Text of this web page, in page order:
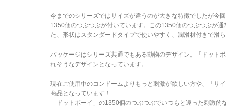
今までのシリーズではサイズが違うのが大きな特徴でしたが今
1350個のつぶつぶが付いています。この1350個のつぶつぶが
た、形状はスタンダードタイプで使いやすく、潤滑材付きで滑
パッケージはシリーズ共通でもある動物のデザイン。「ドット
れそうなデザインとなっています。
現在ご使用中のコンドームよりもっと刺激が欲しい方や、「サ
商品となっています！
「ドットボーイ」の1350個のつぶつぶでいつもと違った刺激